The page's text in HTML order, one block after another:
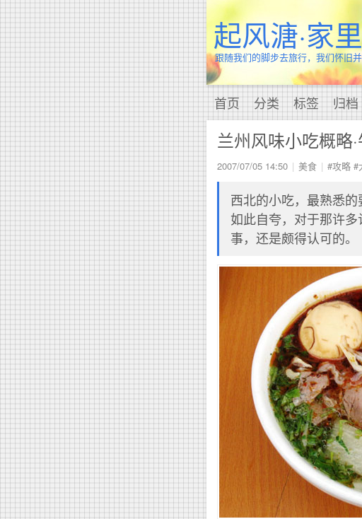
起风溏·家
跟随我们的脚步去旅行，我们怀旧
首页 分类 标签 归档
兰州风味小吃概略
2007/07/05 14:50 美食 #攻略 #
西北的小吃，最熟悉
如此自夸，对于那许
事，还是颇得认可的。